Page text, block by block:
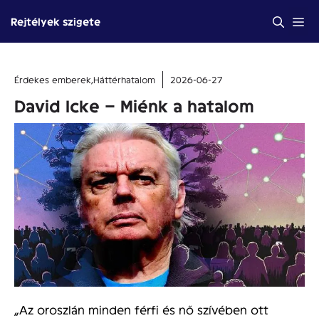
tartalomba
Rejtélyek szigete
Érdekes emberek,Háttérhatalom 2026-06-27
David Icke – Miénk a hatalom
„Az oroszlán minden férfi és nő szívében ott